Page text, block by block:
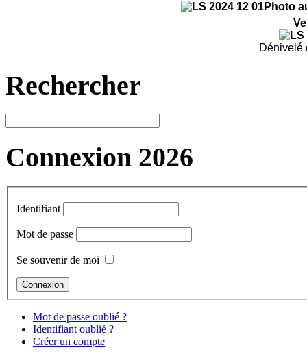
Photo
Dénivelé
Rechercher
Connexion 2026
Identifiant
Mot de passe
Se souvenir de moi
Mot de passe oublié ?
Identifiant oublié ?
Créer un compte